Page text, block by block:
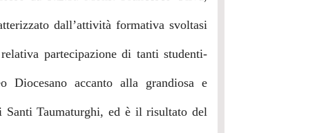
dall’attività formativa svoltasi
partecipazione di tanti studenti-
Diocesano accanto alla grandiosa e
Santi Taumaturghi, ed è il risultato del